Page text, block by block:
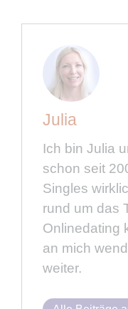
Julia
Ich bin Julia
schon seit
Singles
rund um das
Onlinedating
an mich
weiter.